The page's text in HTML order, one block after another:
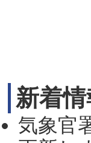
新着情
気象官